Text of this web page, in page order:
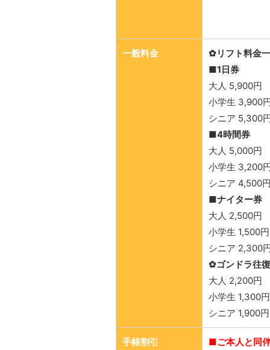
一般料金
✿リフト料金
■1日券
大人 5,900円
小学生 3,900
シニア 5,300
■4時間券
大人 5,000円
小学生 3,200
シニア 4,500円
■ナイター券
大人 2,500円
小学生 1,500円
シニア 2,300
✿ゴンドラ往
大人 2,200円
小学生 1,300円
シニア 1,900円
手帳割引 ■ご本人と同